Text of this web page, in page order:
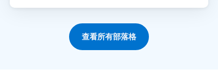
查看所有部落格